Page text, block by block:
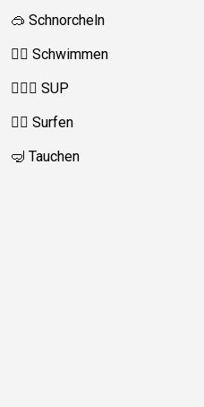
🥽 Schnorcheln
🏊‍♂️ Schwimmen
🏄‍♀️🛶 SUP
🏄‍♂️ Surfen
🤿 Tauchen